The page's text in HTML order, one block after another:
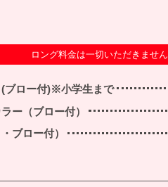
ロング料金は一切いただきません
(ブロー付)※小学生まで
ー（ブロー付）
ブロー付）